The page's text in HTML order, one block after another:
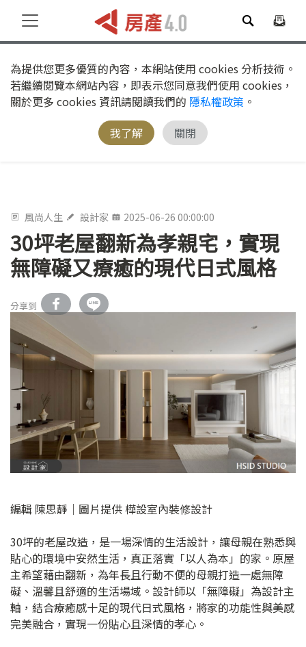
為提供您更多優質的內容，本網站使用 cookies 分析技術。
若繼續閱覽本網站內容，即表示您同意我們使用 cookies，
關於更多 cookies 資訊請閱讀我們的 隱私權政策 。
我了解
關閉
風尚人生 設計家 2025-06-26 00:00:00
30坪老屋翻新為孝親宅，實現
無障礙又療癒的現代日式風格
分享到
編輯 陳思靜｜圖片提供 樺設室內裝修設計
30坪的老屋改造，是一場深情的生活設計，讓母親在熟悉與
貼心的環境中安然生活，真正落實「以人為本」的家。原屋
主希望藉由翻新，為年長且行動不便的母親打造一處無障
礙、溫馨且舒適的生活場域。設計師以「無障礙」為設計主
軸，結合療癒感十足的現代日式風格，將家的功能性與美感
完美融合，實現一份貼心且深情的孝心。